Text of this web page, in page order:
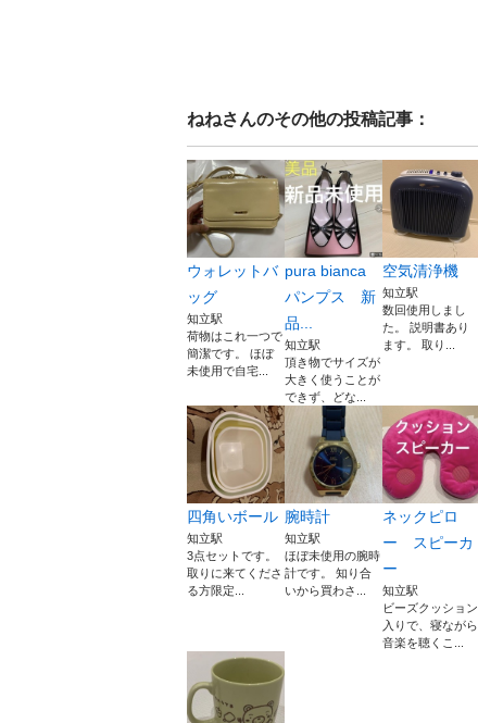
ねねさんのその他の投稿記事：
ウォレットバ
ッグ
知立駅
荷物はこれ一つで
簡潔です。 ほぼ
未使用で自宅...
pura bianca
パンプス 新
品...
知立駅
頂き物でサイズが
大きく使うことが
できず、どな...
空気清浄機
知立駅
数回使用しまし
た。 説明書あり
ます。 取り...
四角いボール
知立駅
3点セットです。
取りに来てくださ
る方限定...
腕時計
知立駅
ほぼ未使用の腕時
計です。 知り合
いから買わさ...
ネックピロ
ー スピーカ
ー
知立駅
ビーズクッション
入りで、寝ながら
音楽を聴くこ...